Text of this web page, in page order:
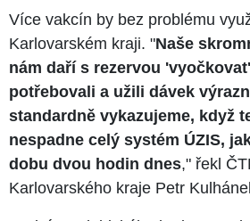
Více vakcín by bez problému
Karlovarském kraji. "Naše
nám daří s rezervou
potřebovali a užili dávek
standardně vykazujeme, když
nespadne celý systém ÚZIS,
dobu dvou hodin dnes," řekl
Karlovarského kraje Petr